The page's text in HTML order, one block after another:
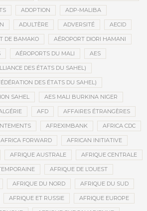
ADOPTION ADP-MALIBA
ADULTÈRE ADVERSITÉ AECID
DE BAMAKO AÉROPORT DIORI HAMANI
AÉROPORTS DU MALI AES
DES ÉTATS DU SAHEL)
DES ÉTATS DU SAHEL)
SAHEL AES MALI BURKINA NIGER
AFD AFFAIRES ÉTRANGÈRES
AFREXIMBANK AFRICA CDC
AFRICA FORWARD AFRICAN INITIATIVE
AFRIQUE AUSTRALE AFRIQUE CENTRALE
AFRIQUE DE L’OUEST
AFRIQUE DU NORD AFRIQUE DU SUD
AFRIQUE ET RUSSIE AFRIQUE EUROPE